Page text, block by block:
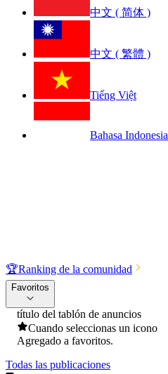
中文 ( 简体 )
中文 ( 繁體 )
Tiếng Việt
Bahasa Indonesia
🏆Ranking de la comunidad
Favoritos
título del tablón de anuncios
Cuando seleccionas un icono
Agregado a favoritos.
Todas las publicaciones